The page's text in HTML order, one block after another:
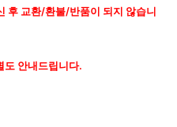
후 교환/환불/반품이 되지 않습니
도 안내드립니다.